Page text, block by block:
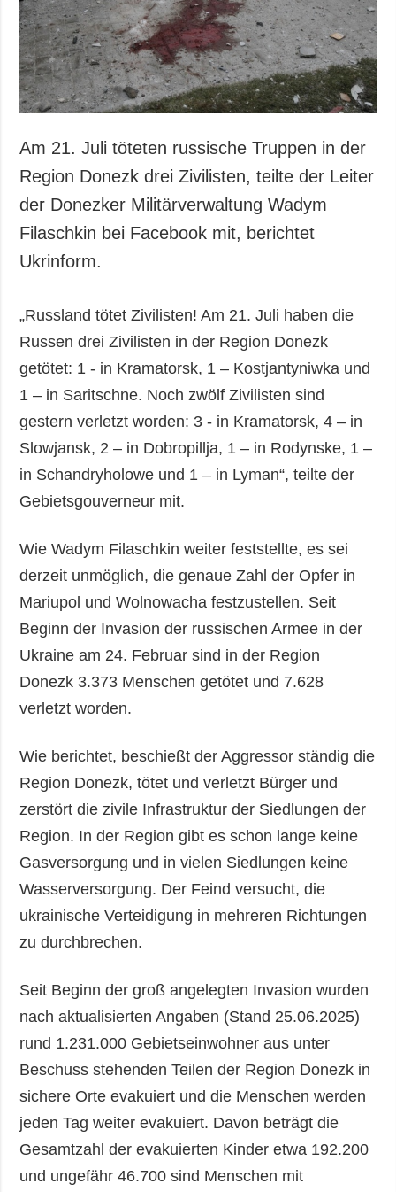
Gesellschaft und
Kultur
Sport
Kriminalität
Notstand und
ZUSÄTZLICH
Veröffentlichungen
Interview
Fotos
LEISTUNGEN
Abonnement
Fotobank
Am 21. Juli töteten russische Truppen in der
Region Donezk drei Zivilisten, teilte der Leiter
der Donezker Militärverwaltung Wadym
Filaschkin bei Facebook mit, berichtet
Ukrinform.
„Russland tötet Zivilisten! Am 21. Juli haben die
Russen drei Zivilisten in der Region Donezk
getötet: 1 - in Kramatorsk, 1 – Kostjantyniwka und
1 – in Saritschne. Noch zwölf Zivilisten sind
gestern verletzt worden: 3 - in Kramatorsk, 4 – in
Slowjansk, 2 – in Dobropillja, 1 – in Rodynske, 1 –
in Schandryholowe und 1 – in Lyman“, teilte der
Gebietsgouverneur mit.
Wie Wadym Filaschkin weiter feststellte, es sei
derzeit unmöglich, die genaue Zahl der Opfer in
Mariupol und Wolnowacha festzustellen. Seit
Beginn der Invasion der russischen Armee in der
Ukraine am 24. Februar sind in der Region
Donezk 3.373 Menschen getötet und 7.628
verletzt worden.
Wie berichtet, beschießt der Aggressor ständig die
Region Donezk, tötet und verletzt Bürger und
zerstört die zivile Infrastruktur der Siedlungen der
Region. In der Region gibt es schon lange keine
Gasversorgung und in vielen Siedlungen keine
Wasserversorgung. Der Feind versucht, die
ukrainische Verteidigung in mehreren Richtungen
zu durchbrechen.
Seit Beginn der groß angelegten Invasion wurden
nach aktualisierten Angaben (Stand 25.06.2025)
rund 1.231.000 Gebietseinwohner aus unter
Beschuss stehenden Teilen der Region Donezk in
sichere Orte evakuiert und die Menschen werden
jeden Tag weiter evakuiert. Davon beträgt die
Gesamtzahl der evakuierten Kinder etwa 192.200
und ungefähr 46.700 sind Menschen mit